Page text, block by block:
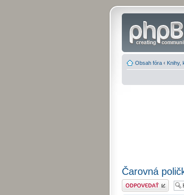
Obsah fóra ‹ Knihy,
Čarovná
Odoslať odpoveď